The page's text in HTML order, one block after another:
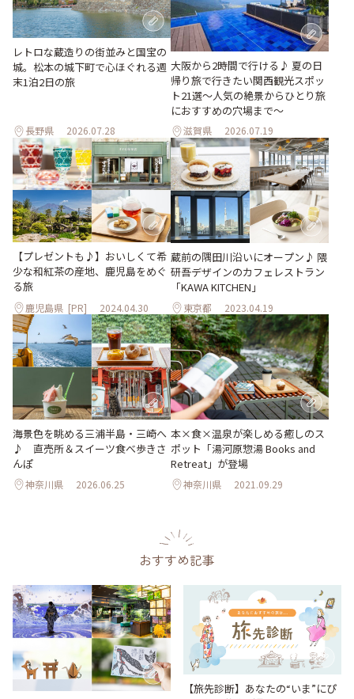
レトロな蔵造りの街並みと国宝の
城。松本の城下町で心ほぐれる週
末1泊2日の旅
長野県 2026.07.28
大阪から2時間で行ける♪ 夏の日
帰り旅で行きたい関西観光スポッ
ト21選～人気の絶景からひとり旅
におすすめの穴場まで～
滋賀県 2026.07.19
【プレゼントも♪】おいしくて希
少な和紅茶の産地、鹿児島をめぐ
る旅
鹿児島県 [PR] 2024.04.30
蔵前の隅田川沿いにオープン♪ 隈
研吾デザインのカフェレストラン
「KAWA KITCHEN」
東京都 2023.04.19
海景色を眺める三浦半島・三崎へ
♪ 直売所＆スイーツ食べ歩きさ
んぽ
神奈川県 2026.06.25
本×食×温泉が楽しめる癒しのス
ポット「湯河原惣湯 Books and
Retreat」が登場
神奈川県 2021.09.29
おすすめ記事
【旅先診断】あなたの“いま”にぴ